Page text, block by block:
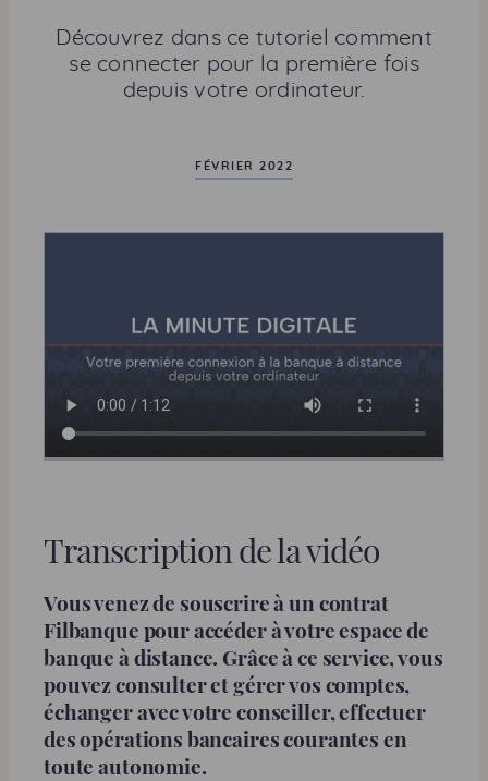
t
e
p
e
Découvrez dans ce tutoriel comment
se connecter pour la première fois
depuis votre ordinateur.
FÉVRIER 2022
Transcription de la vidéo
Vous venez de souscrire à un contrat
Filbanque pour accéder à votre espace de
banque à distance. Grâce à ce service, vous
pouvez consulter et gérer vos comptes,
échanger avec votre conseiller, effectuer
des opérations bancaires courantes en
toute autonomie.